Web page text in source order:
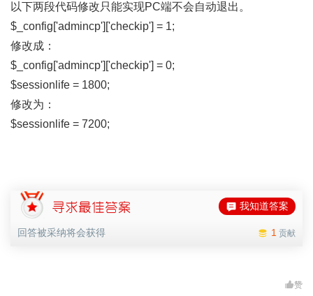
以下两段代码修改只能实现PC端不会自动退出。
$_config['admincp']['checkip'] = 1;
修改成：
$_config['admincp']['checkip'] = 0;
$sessionlife = 1800;
修改为：
$sessionlife = 7200;
我知道答案
1 贡献
回答被采纳将会获得
赞